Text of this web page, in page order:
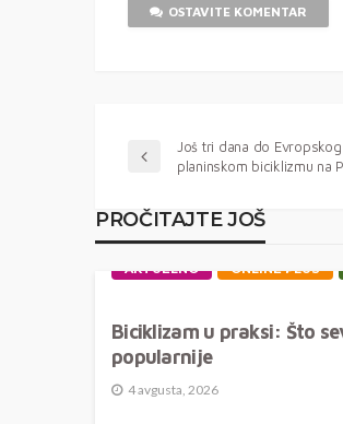
OSTAVITE KOMENTAR
Još tri dana do
planinskom biciklizmu na
PROČITAJTE JOŠ
AKTUELNO ONLINE PLUS
Biciklizam u praksi: Što
popularnije
4 avgusta, 2026